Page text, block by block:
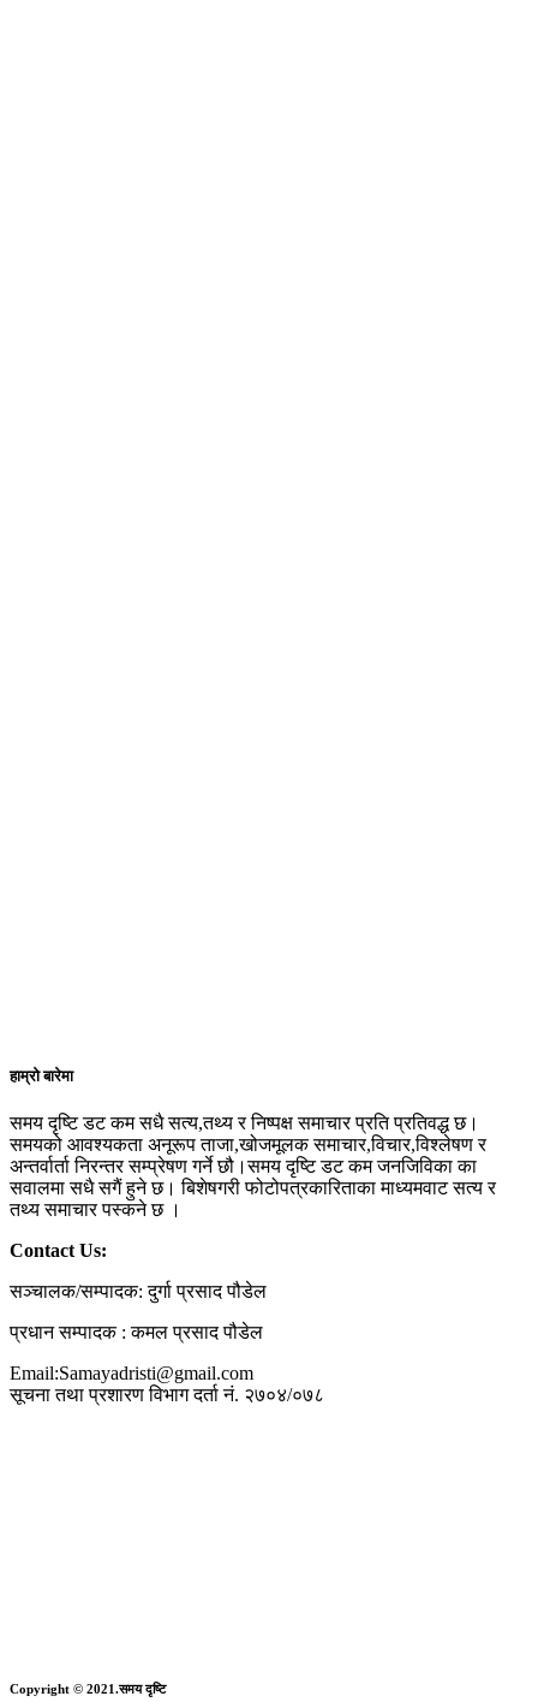
हाम्रो बारेमा
समय दृष्टि डट कम सधै सत्य,तथ्य र निष्पक्ष समाचार प्रति प्रतिवद्ध छ।
समयको आवश्यकता अनूरूप ताजा,खोजमूलक समाचार,विचार,विश्लेषण र
अन्तर्वार्ता निरन्तर सम्प्रेषण गर्ने छौ।समय दृष्टि डट कम जनजिविका का
सवालमा सधै सगैं हुने छ। बिशेषगरी फोटोपत्रकारिताका माध्यमवाट सत्य र
तथ्य समाचार पस्कने छ ।
Contact Us:
सञ्चालक/सम्पादक: दुर्गा प्रसाद पौडेल
प्रधान सम्पादक : कमल प्रसाद पौडेल
Email:Samayadristi@gmail.com
सूचना तथा प्रशारण विभाग दर्ता नं. २७०४/०७८
Copyright © 2021.समय दृष्टि